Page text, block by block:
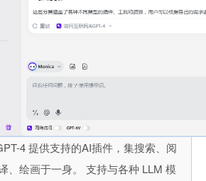
4 提供支持的AI插件，集搜索、阅
、绘画于一身。 支持与各种 LLM 模